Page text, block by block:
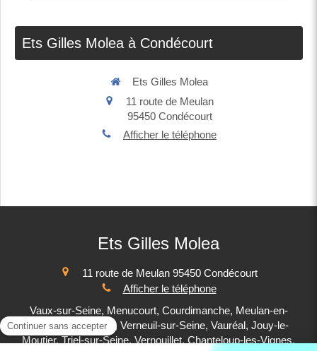
Ets Gilles Molea à Condécourt
Ets Gilles Molea
11 route de Meulan
95450 Condécourt
Afficher le téléphone
Ets Gilles Molea
11 route de Meulan 95450 Condécourt
Afficher le téléphone
Vaux-sur-Seine, Menucourt, Courdimanche, Meulan-en-
Yvelines, Mureaux, Verneuil-sur-Seine, Vauréal, Jouy-le-
Moutier, Triel-sur-Seine, Vernouillet, Chanteloup-les-Vignes,